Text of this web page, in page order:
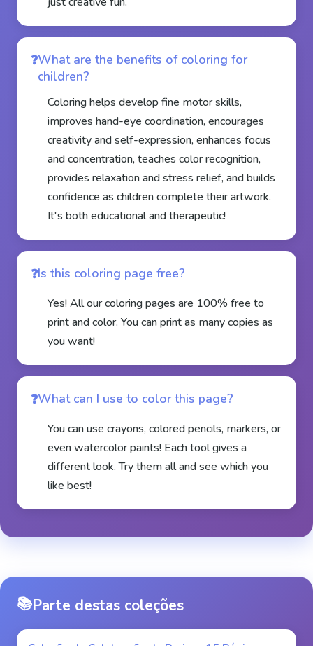
What are the benefits of coloring for
children?
Coloring helps develop fine motor skills,
improves hand-eye coordination, encourages
creativity and self-expression, enhances focus
and concentration, teaches color recognition,
provides relaxation and stress relief, and builds
confidence as children complete their artwork.
It's both educational and therapeutic!
Is this coloring page free?
Yes! All our coloring pages are 100% free to
print and color. You can print as many copies as
you want!
What can I use to color this page?
You can use crayons, colored pencils, markers, or
even watercolor paints! Each tool gives a
different look. Try them all and see which you
like best!
📚Parte destas coleções